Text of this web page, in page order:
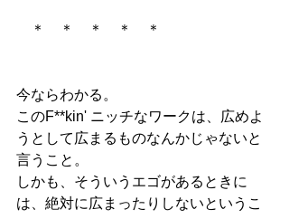
＊　＊　＊　＊　＊
今ならわかる。
このF**kin' ニッチなワークは、広めよ
うとして広まるものなんかじゃないと
言うこと。
しかも、そういうエゴがあるときに
は、絶対に広まったりしないというこ